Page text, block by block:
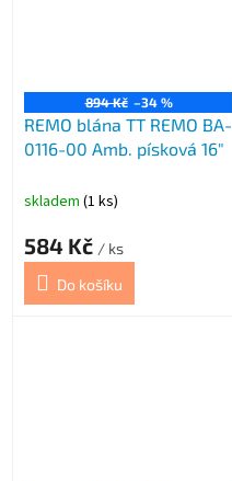
894 Kč –34 %
REMO blána TT REMO BA-
0116-00 Amb. písková 16"
skladem (1 ks)
584 Kč / ks
Do košíku